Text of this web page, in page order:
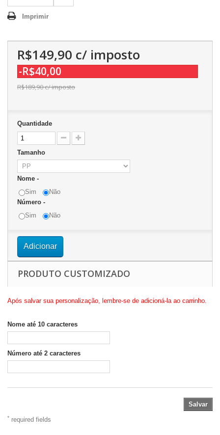
Imprimir
R$149,90 c/ imposto
-R$40,00
R$189,90c/ imposto
Quantidade
Tamanho
Nome -
Sim
Não
Número -
Sim
Não
Adicionar
PRODUTO CUSTOMIZADO
Após salvar sua personalização, lembre-se de adicioná-la ao carrinho.
Nome até 10 caracteres
Número até 2 caracteres
Salvar
* required fields